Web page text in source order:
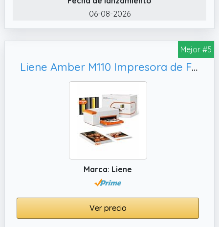
una excelente claridad de impresión. Este
capturando detalles finos y tonos realistas.
✔️ tente aplicación: Con la potente app de la
impresora Nelko PP01, puedes editar tus
fotos fácilmente. Ofrece una amplia variedad
de diseños de marcos, filtros impactantes,
pegatinas creativas, texto divertido y otros
elementos de personalización para crear
collages únicos.
06-08-2026
Mejor #5
Liene Amber M110 Impresora de Fotos para Móvil Portátil con 60 Hojas 10x15 cm + 20 Adesivos 7.7 cm + 2 Cintas – Tecnología de Sublimación Térmica, para iPhone y Android
Marca: Liene
Ver precio